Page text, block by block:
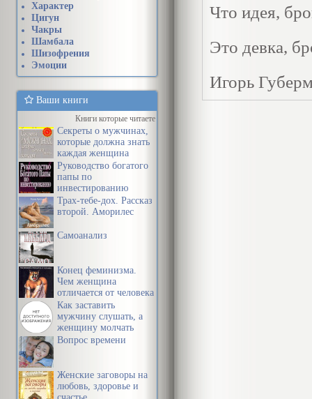
Характер
Цигун
Чакры
Шамбала
Шизофрения
Эмоции
Ваши книги
Книги которые читаете
Секреты о мужчинах,
которые должна знать
каждая женщина
Руководство богатого
папы по
инвестированию
Трах-тебе-дох. Рассказ
второй. Аморилес
Самоанализ
Конец феминизма.
Чем женщина
отличается от человека
Как заставить
мужчину слушать, а
женщину молчать
Вопрос времени
Женские заговоры на
любовь, здоровье и
Что идея,
Это девка,
Игорь